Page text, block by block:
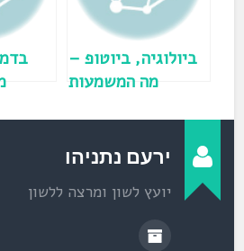
ד
ש
)
ביולוגיה, ביוטופ –
מה המשמעות
ירעם נתניהו
יועץ לשון ומרצה ללשון